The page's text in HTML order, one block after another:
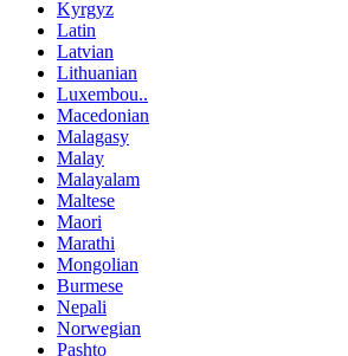
Kyrgyz
Latin
Latvian
Lithuanian
Luxembou..
Macedonian
Malagasy
Malay
Malayalam
Maltese
Maori
Marathi
Mongolian
Burmese
Nepali
Norwegian
Pashto